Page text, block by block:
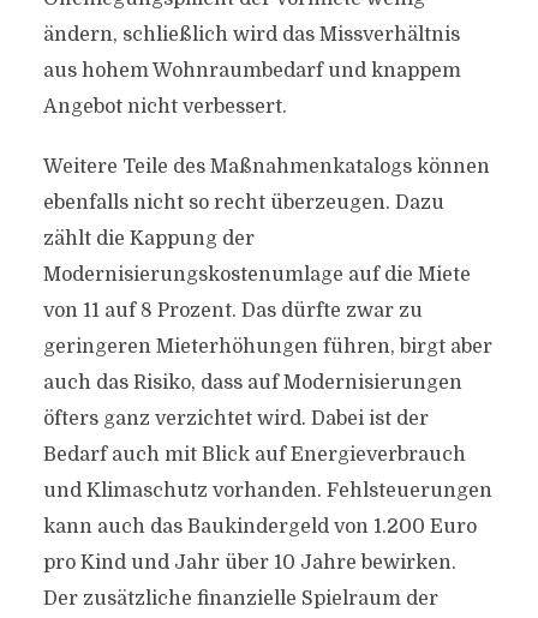
ändern, schließlich wird das Missverhältnis
aus hohem Wohnraumbedarf und knappem
Angebot nicht verbessert.
Weitere Teile des Maßnahmenkatalogs können
ebenfalls nicht so recht überzeugen. Dazu
zählt die Kappung der
Modernisierungskostenumlage auf die Miete
von 11 auf 8 Prozent. Das dürfte zwar zu
geringeren Mieterhöhungen führen, birgt aber
auch das Risiko, dass auf Modernisierungen
öfters ganz verzichtet wird. Dabei ist der
Bedarf auch mit Blick auf Energieverbrauch
und Klimaschutz vorhanden. Fehlsteuerungen
kann auch das Baukindergeld von 1.200 Euro
pro Kind und Jahr über 10 Jahre bewirken.
Der zusätzliche finanzielle Spielraum der